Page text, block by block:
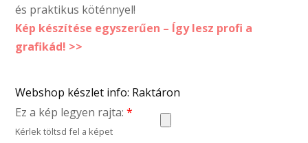
és praktikus köténnyel!
Kép készítése egyszerűen – Így lesz profi a
grafikád! >>
Webshop készlet info: Raktáron
Ez a kép legyen rajta:*
Kérlek töltsd fel a képet